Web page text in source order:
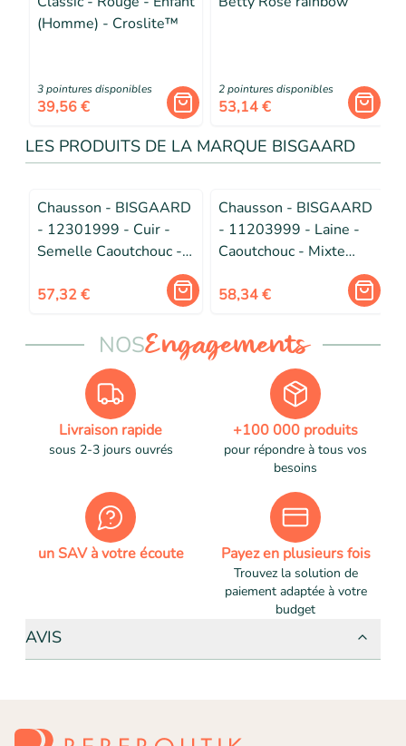
(Homme) - Croslite™
3pointures disponibles
39,56 €
2pointures disponibles
53,14 €
LES PRODUITS DE LA MARQUE BISGAARD
Chausson - BISGAARD
- 12301999 - Cuir -
Semelle Caoutchouc -
57,32 €
Chausson - BISGAARD
- 11203999 - Laine -
Caoutchouc - Mixte
58,34 €
NOSEngagements
Livraison rapide
sous 2-3 jours ouvrés
+100 000 produits
pour répondre à tous vos
besoins
un SAV à votre écoute Payez en plusieurs fois
Trouvez la solution de
paiement adaptée à votre
budget
AVIS